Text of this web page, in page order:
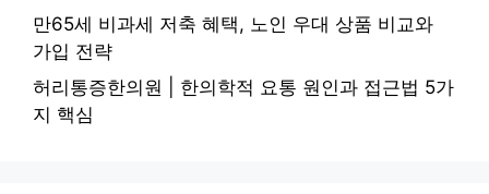
만65세 비과세 저축 혜택, 노인 우대 상품 비교와
가입 전략
허리통증한의원 | 한의학적 요통 원인과 접근법 5가
지 핵심